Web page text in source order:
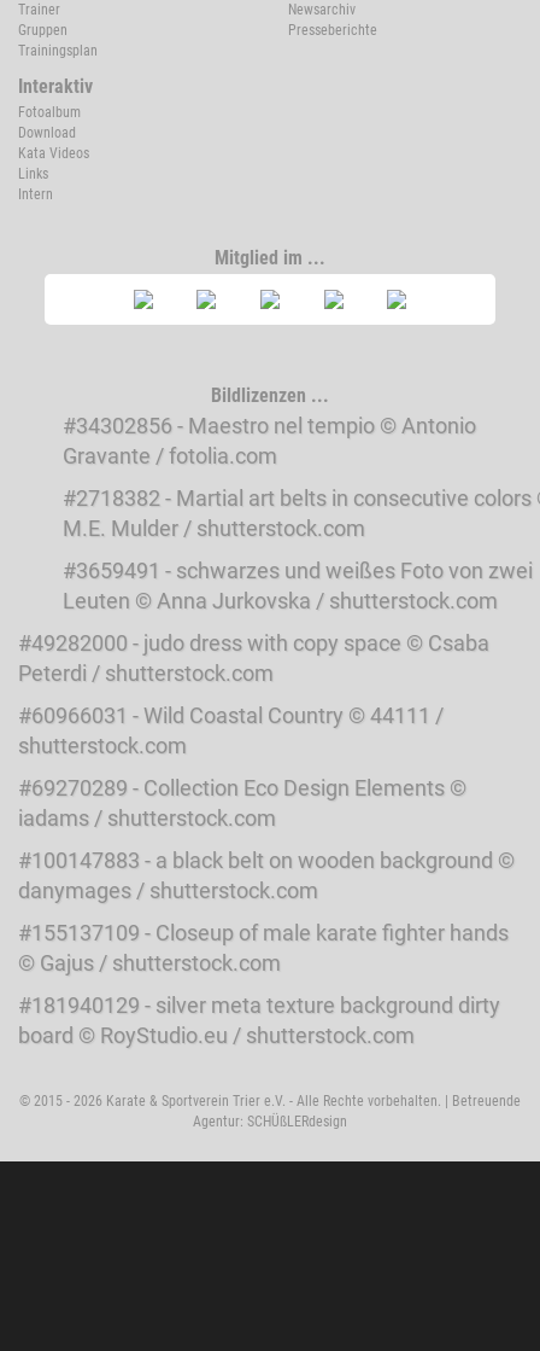
Trainer
Gruppen
Trainingsplan
Newsarchiv
Presseberichte
Interaktiv
Fotoalbum
Download
Kata Videos
Links
Intern
Mitglied im ...
Bildlizenzen ...
#34302856 - Maestro nel tempio © Antonio
Gravante / fotolia.com
#2718382 - Martial art belts in consecutive colors
M.E. Mulder / shutterstock.com
#3659491 - schwarzes und weißes Foto von zwei
Leuten © Anna Jurkovska / shutterstock.com
#49282000 - judo dress with copy space © Csaba
Peterdi / shutterstock.com
#60966031 - Wild Coastal Country © 44111 /
shutterstock.com
#69270289 - Collection Eco Design Elements ©
iadams / shutterstock.com
#100147883 - a black belt on wooden background ©
danymages / shutterstock.com
#155137109 - Closeup of male karate fighter hands
© Gajus / shutterstock.com
#181940129 - silver meta texture background dirty
board © RoyStudio.eu / shutterstock.com
© 2015 - 2026 Karate & Sportverein Trier e.V. - Alle Rechte vorbehalten. | Betreuende
Agentur: SCHÜßLERdesign